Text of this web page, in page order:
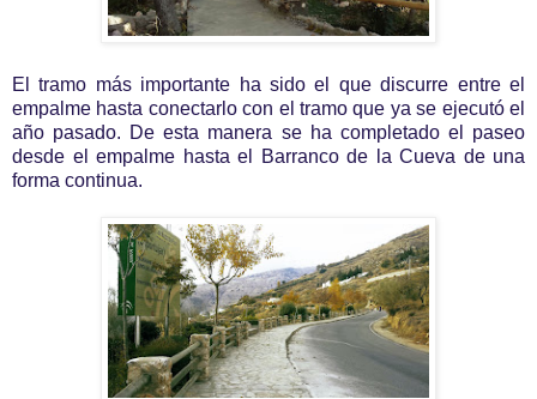
El tramo más importante ha sido el que discurre entre el
empalme hasta conectarlo con el tramo que ya se ejecutó el
año pasado. De esta manera se ha completado el paseo
desde el empalme hasta el Barranco de la Cueva de una
forma continua.